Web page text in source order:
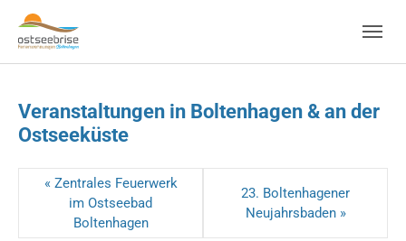
Skip to main navigation
Zum Hauptinhalt springen
Skip to page footer
Veranstaltungen in Boltenhagen & an der
Ostseeküste
« Zentrales Feuerwerk
im Ostseebad
Boltenhagen
23. Boltenhagener
Neujahrsbaden »